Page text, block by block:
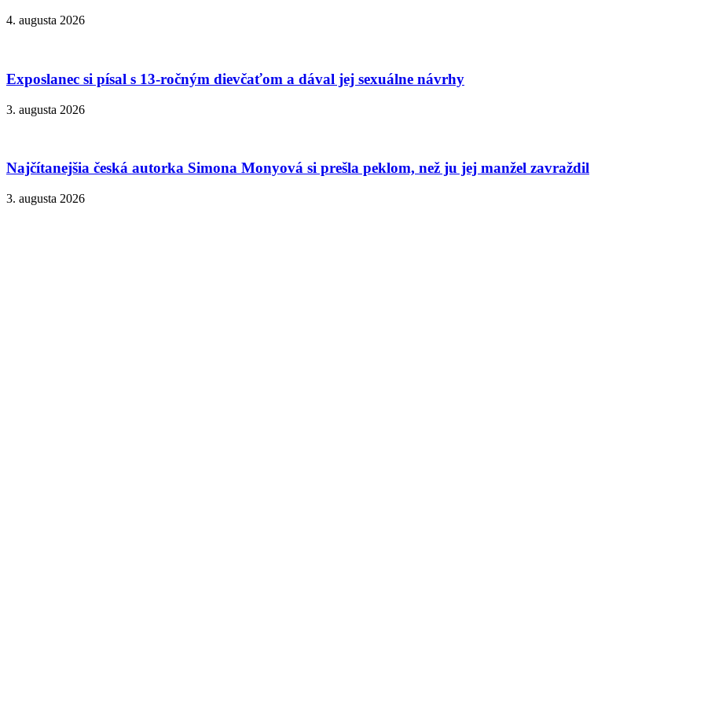
4. augusta 2026
Exposlanec si písal s 13-ročným dievčaťom a dával jej sexuálne návrhy
3. augusta 2026
Najčítanejšia česká autorka Simona Monyová si prešla peklom, než ju jej manžel zavraždil
3. augusta 2026